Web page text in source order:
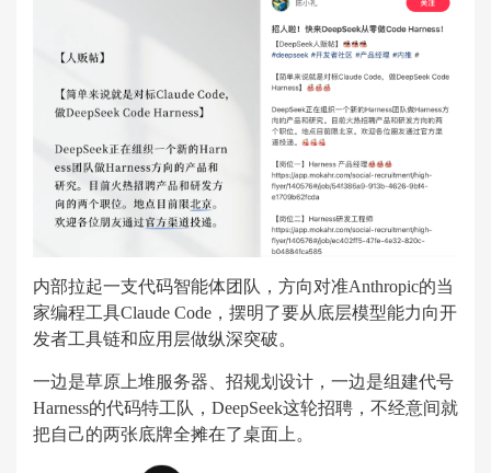
内部拉起一支代码智能体团队，方向对准Anthropic的当
家编程工具Claude Code，摆明了要从底层模型能力向开
发者工具链和应用层做纵深突破。
一边是草原上堆服务器、招规划设计，一边是组建代号
Harness的代码特工队，DeepSeek这轮招聘，不经意间就
把自己的两张底牌全摊在了桌面上。